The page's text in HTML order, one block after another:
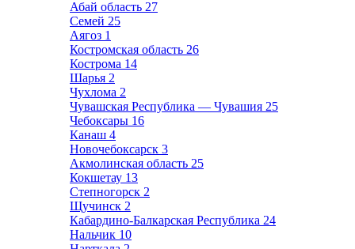
Абай область 27
Семей 25
Аягоз 1
Костромская область 26
Кострома 14
Шарья 2
Чухлома 2
Чувашская Республика — Чувашия 25
Чебоксары 16
Канаш 4
Новочебоксарск 3
Акмолинская область 25
Кокшетау 13
Степногорск 2
Щучинск 2
Кабардино-Балкарская Республика 24
Нальчик 10